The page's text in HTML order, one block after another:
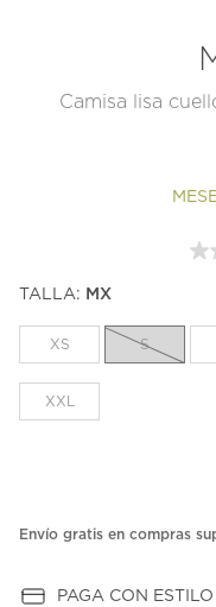
Camisa lisa
TALLA: MX
XS S
XXL
Envío gratis en compras
PAGA CON ESTILO